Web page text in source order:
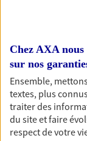
Nos
Chez AXA nous
sur nos
Ensemble,
textes, plus
traiter des
du site et faire
respect de votre